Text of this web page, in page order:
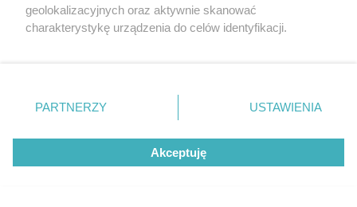
ZOBACZ WIĘCEJ
geolokalizacyjnych oraz aktywnie skanować
charakterystykę urządzenia do celów identyfikacji.
zmienić/wycofać klikając przycisk ustawień prywatności
znajdujący się w lewym dolnym rogu strony
rodzaje przetwarzania danych nie wymagają zgody
użytkownika, ale masz prawo sprzeciwić się takiemu
przetwarzaniu. Preferencje będą miały zastosowanie tylko
PARTNERZY USTAWIENIA
Akceptuję